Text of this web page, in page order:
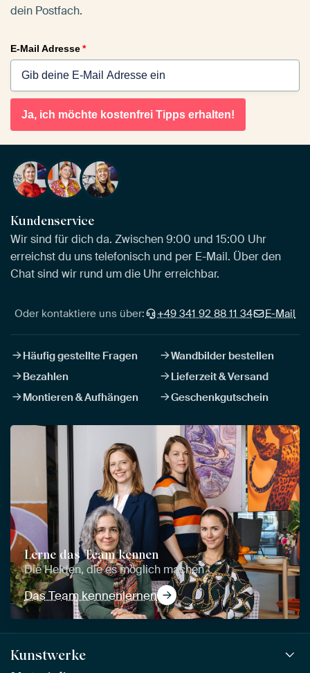
dein Postfach.
E-Mail Adresse*
Ja, ich möchte kostenfrei Tipps erhalten!
Kundenservice
Wir sind für dich da. Zwischen 9:00 und 15:00 Uhr
erreichst du uns telefonisch und per E-Mail. Über den
Chat sind wir rund um die Uhr erreichbar.
Oder kontaktiere uns über: +49 341 92 88 11 34 E-Mail
Häufig gestellte Fragen
Wandbilder bestellen
Bezahlen
Lieferzeit & Versand
Montieren & Aufhängen
Geschenkgutschein
Lerne das Team kennen
Die Helden, die es möglich machen
Das Team kennenlernen
Kunstwerke